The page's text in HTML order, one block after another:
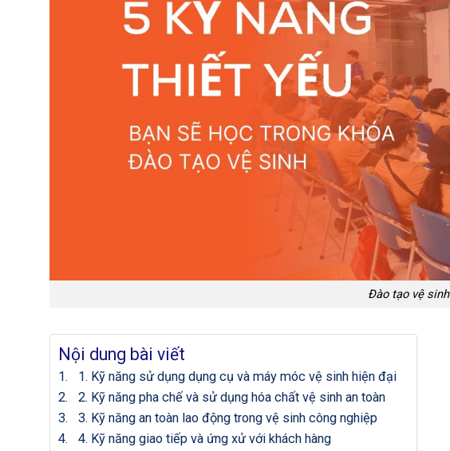
Đào tạo vệ sinh
Nội dung bài viết
1. Kỹ năng sử dụng dụng cụ và máy móc vệ sinh hiện đại
2. Kỹ năng pha chế và sử dụng hóa chất vệ sinh an toàn
3. Kỹ năng an toàn lao động trong vệ sinh công nghiệp
4. Kỹ năng giao tiếp và ứng xử với khách hàng